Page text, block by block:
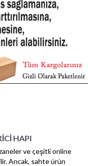
HAPI
ve çeşitli online
Ancak, sahte ürün